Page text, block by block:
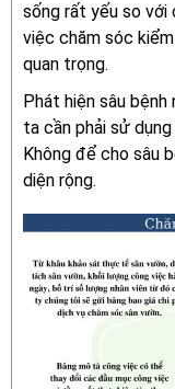
sống rất yếu so với
việc chăm sóc
quan trọng.
Phát hiện sâu
ta cần phải sử
Không để cho sâu
diện rộng.